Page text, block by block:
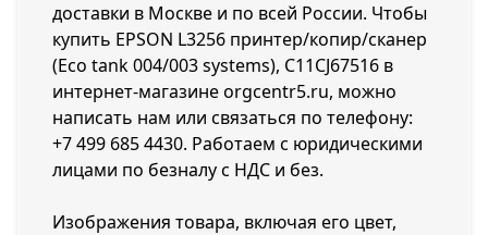
доставки в Москве и по всей России. Чтобы
купить EPSON L3256 принтер/копир/сканер
(Eco tank 004/003 systems), C11CJ67516 в
интернет-магазине orgcentr5.ru, можно
написать нам или связаться по телефону:
+7 499 685 4430. Работаем с юридическими
лицами по безналу с НДС и без.
Изображения товара, включая его цвет,